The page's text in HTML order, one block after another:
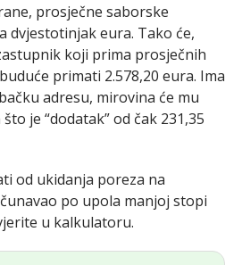
prosječne saborske
dvjestotinjak eura. Tako će,
koji prima prosječnih
primati 2.578,20 eura. Ima
adresu, mirovina će mu
je “dodatak” od čak 231,35
od ukidanja poreza na
po upola manjoj stopi
u kalkulatoru.